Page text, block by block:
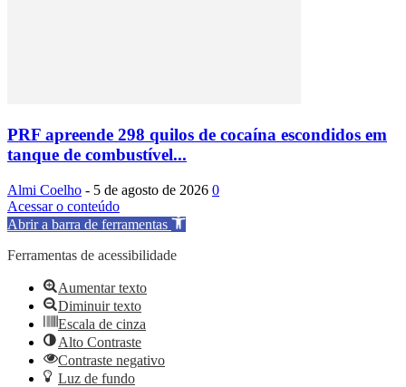
PRF apreende 298 quilos de cocaína escondidos em
tanque de combustível...
Almi Coelho - 5 de agosto de 2026 0
Acessar o conteúdo
Abrir a barra de ferramentas
Ferramentas de acessibilidade
Aumentar texto
Diminuir texto
Escala de cinza
Alto Contraste
Contraste negativo
Luz de fundo